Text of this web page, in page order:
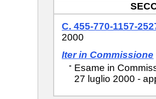
C. 455-770-1157-
2000
Iter in Commissione
Esame in
27 luglio 2000 -